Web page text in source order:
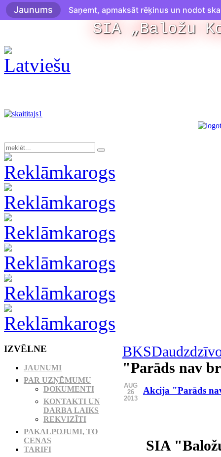
SIA „Baložu
BKS
"Parāds nav
AUG
26
2013
Akcija "Parāds
SIA
IZVĒLNE
JAUNUMI
PAR UZŅĒMUMU
DOKUMENTI
KONTAKTI UN
DARBA LAIKS
REKVIZĪTI
PAKALPOJUMI, TO
CENAS
TARIFI
Jaunums Saņemt, apmaksāt rēķinus un nodot